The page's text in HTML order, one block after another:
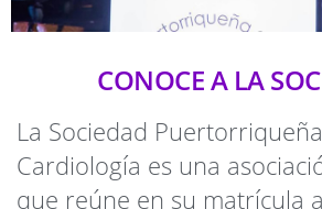
CONOCE A LA
La Sociedad
Cardiología es una
que reúne en su matrícula